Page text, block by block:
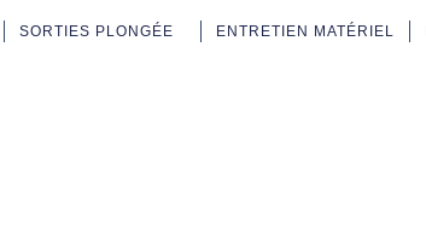
SORTIES PLONGÉE ENTRETIEN MATÉRIEL